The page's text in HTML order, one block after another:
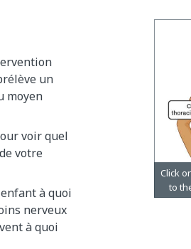
un
moyen
voir quel
votre
à quoi
nerveux
à quoi